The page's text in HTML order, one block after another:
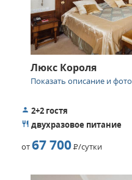
Люкс Короля
Показать описание и фото
2+2 гостя
двухразовое питание
от67 700Р/сутки